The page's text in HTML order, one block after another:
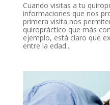
Cuando visitas a tu
informaciones que nos
primera visita nos
quiropráctico que más
ejemplo, está claro que
entre la edad...